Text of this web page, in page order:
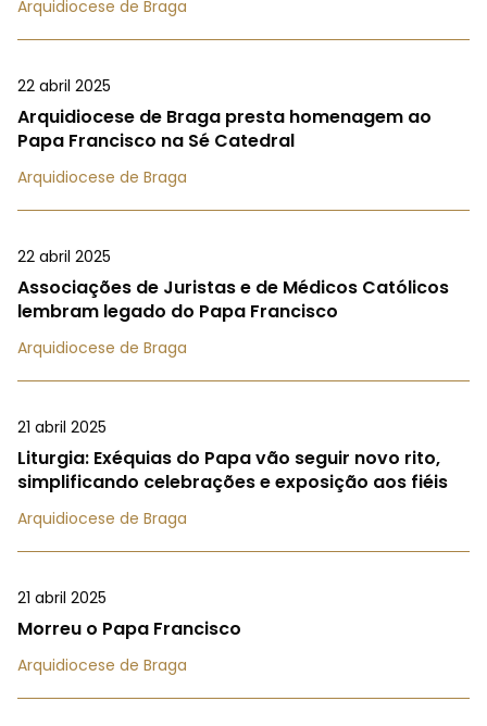
Arquidiocese de Braga
22 abril 2025
Arquidiocese de Braga presta homenagem ao
Papa Francisco na Sé Catedral
Arquidiocese de Braga
22 abril 2025
Associações de Juristas e de Médicos Católicos
lembram legado do Papa Francisco
Arquidiocese de Braga
21 abril 2025
Liturgia: Exéquias do Papa vão seguir novo rito,
simplificando celebrações e exposição aos fiéis
Arquidiocese de Braga
21 abril 2025
Morreu o Papa Francisco
Arquidiocese de Braga